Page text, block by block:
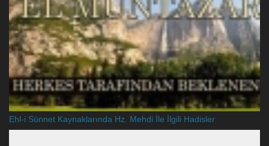
Ehl-i Sünnet Kaynaklarında Hz. Mehdi İle İlgili Hadisler